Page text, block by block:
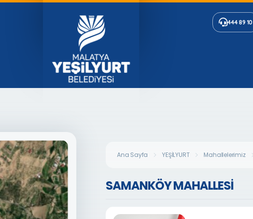
444 89 10
Ana Sayfa YEŞİLYURT Mahallelerimiz
SAMANKÖY MAHALLESİ